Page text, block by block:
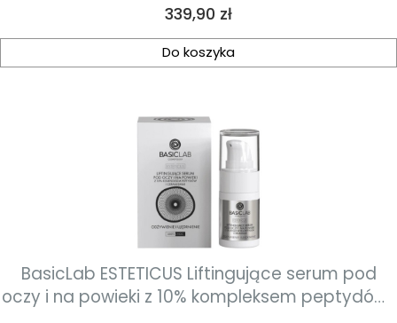
Cena
339,90 zł
Do koszyka
BasicLab ESTETICUS Liftingujące serum pod
oczy i na powieki z 10% kompleksem peptydów i